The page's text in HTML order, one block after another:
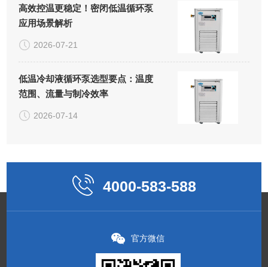
高效控温更稳定！密闭低温循环泵
应用场景解析
2026-07-21
低温冷却液循环泵选型要点：温度
范围、流量与制冷效率
2026-07-14
4000-583-588
官方微信